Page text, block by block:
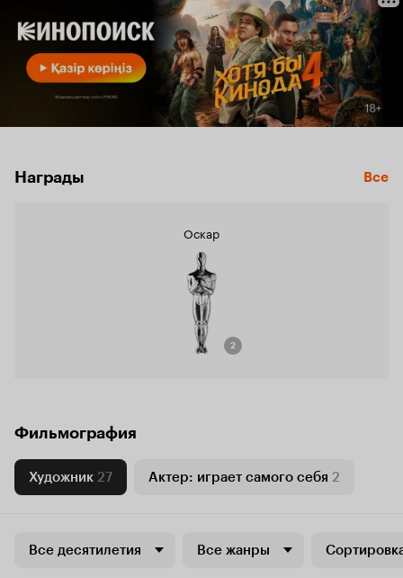
Награды Все
Оскар
2
Фильмография
Художник 27 Актер: играет самого себя 2
Все десятилетия Все жанры